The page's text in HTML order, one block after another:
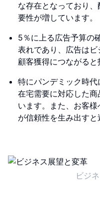
な存在となっており
要性が増しています。
5％に上る広告予算の
表れであり、広告はビ
顧客獲得につながると
特にパンデミック時代
在宅需要に対応した
います。また、お客
が信頼性を生み出すと
ビジ